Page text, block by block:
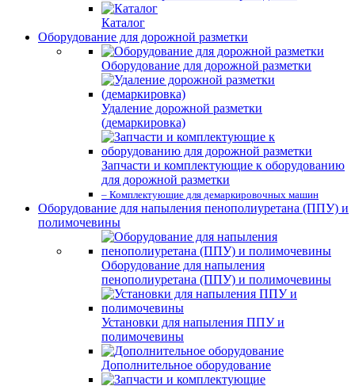
Каталог
Оборудование для дорожной разметки
Оборудование для дорожной разметки
Удаление дорожной разметки
(демаркировка)
Запчасти и комплектующие к оборудованию
для дорожной разметки
– Комплектующие для демаркировочных машин
Оборудование для напыления пенополиуретана (ППУ) и
полимочевины
Оборудование для напыления
пенополиуретана (ППУ) и полимочевины
Установки для напыления ППУ и
полимочевины
Дополнительное оборудование